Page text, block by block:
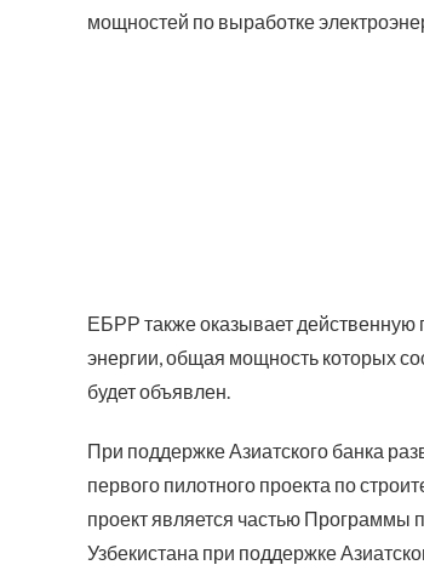
мощностей по выработке
ЕБРР также оказывает действенную
энергии, общая мощность которых
будет объявлен.
При поддержке Азиатского банка
первого пилотного проекта по
проект является частью Программы
Узбекистана при поддержке